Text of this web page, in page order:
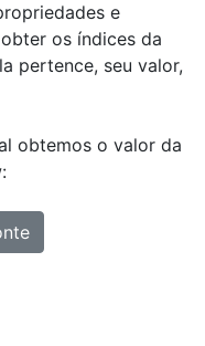
e
os índices da
pertence, seu valor,
obtemos o valor da